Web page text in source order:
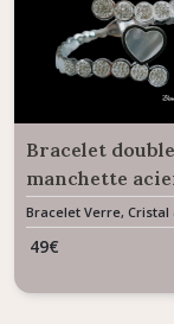
Bracelet double
manchette
argenté Coeur
nacre
Bracelet Verre, Cristal
49€